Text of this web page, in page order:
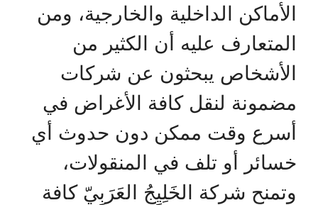
الأماكن الداخلية والخارجية، ومن
المتعارف عليه أن الكثير من
الأشخاص يبحثون عن شركات
مضمونة لنقل كافة الأغراض في
أسرع وقت ممكن دون حدوث أي
خسائر أو تلف في المنقولات،
وتمنح شركة الخَلِيِجُ العَرَبِيّ كافة